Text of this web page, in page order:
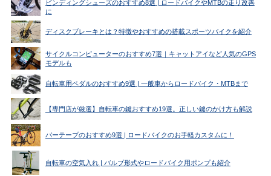
ビンディングシューズのおすすめ8選 | ロードバイクやMTBの走り改善
に
ディスクブレーキとは？特徴やおすすめの搭載スポーツバイクを紹介
サイクルコンピューターのおすすめ7選｜キャットアイなど人気のGPS
モデルも
自転車用ペダルのおすすめ9選 | 一般車からロードバイク・MTBまで
【専門店が厳選】自転車の鍵おすすめ19選。正しい鍵のかけ方も解説
バーテープのおすすめ9選 | ロードバイクのお手軽カスタムに！
自転車の空気入れ | バルブ形式やロードバイク用ポンプも紹介